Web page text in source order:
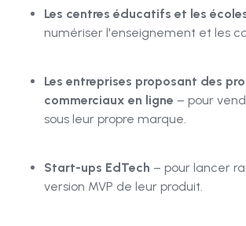
Les centres éducatifs et les
numériser l'enseignement et les
Les entreprises proposant des
commerciaux en ligne – pour
sous leur propre marque.
Start-ups EdTech – pour lancer
version MVP de leur produit.